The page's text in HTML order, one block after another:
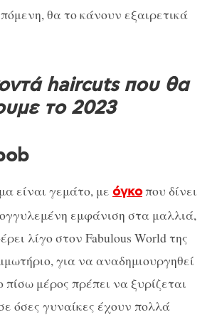
θα το κάνουν εξαιρετικά
haircuts που θα
το 2023
είναι γεμάτο, με όγκοπου δίνει
εμφάνιση στα μαλλιά,
λίγο στον Fabulous World της
για να αναδημιουργηθεί
μέρος πρέπει να ξυρίζεται
όσες γυναίκες έχουν πολλά